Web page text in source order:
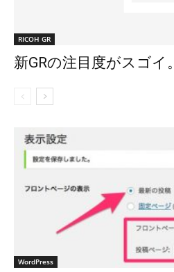
RICOH GR
新GRの注目度がスゴイ。
WordPress